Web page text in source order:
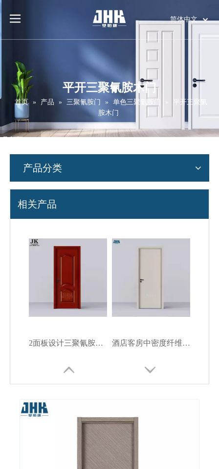
简体中文
English
Pусский
Português
Deutsch
平开三聚氰胺木门
首页 » 产品 » 三聚氰胺门 » 单色三聚氰胺门 »
平开三聚氰
胺木门
产品分类
相关产品
2面板设计三聚氰胺木门 酒店客房中密度纤维板三聚氰胺木门